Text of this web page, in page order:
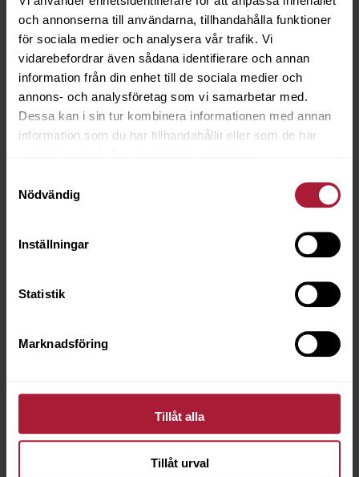
och annonserna till användarna, tillhandahålla funktioner
för sociala medier och analysera vår trafik. Vi
vidarebefordrar även sådana identifierare och annan
information från din enhet till de sociala medier och
annons- och analysföretag som vi samarbetar med.
Dessa kan i sin tur kombinera informationen med annan
information som du har tillhandahållit eller som de har
Nödvändig
Inställningar
Statistik
Marknadsföring
Tillåt alla
Tillåt urval
Horizon Argentato
HOR-9940